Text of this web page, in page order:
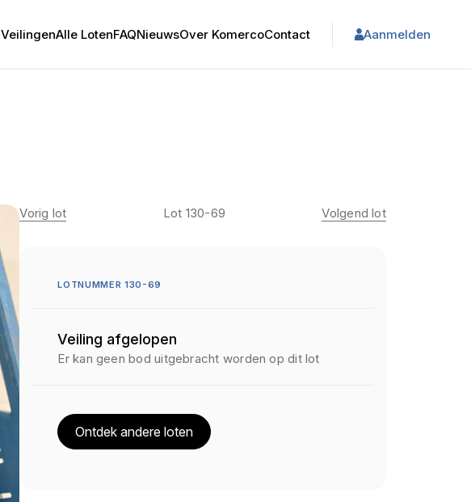
VeilingenAlle LotenFAQNieuwsOver KomercoContact Aanmelden
Vorig lot Lot 130-69 Volgend lot
LOTNUMMER 130-69
Veiling afgelopen
Er kan geen bod uitgebracht worden op dit lot
Ontdek andere loten